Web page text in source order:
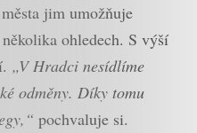
jim umožňuje
ohledech. S výší
„V Hradci nesídlíme
odměny. Díky tomu
pochvaluje si.